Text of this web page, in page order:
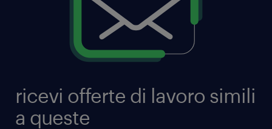
ricevi offerte di lavoro simili
a queste